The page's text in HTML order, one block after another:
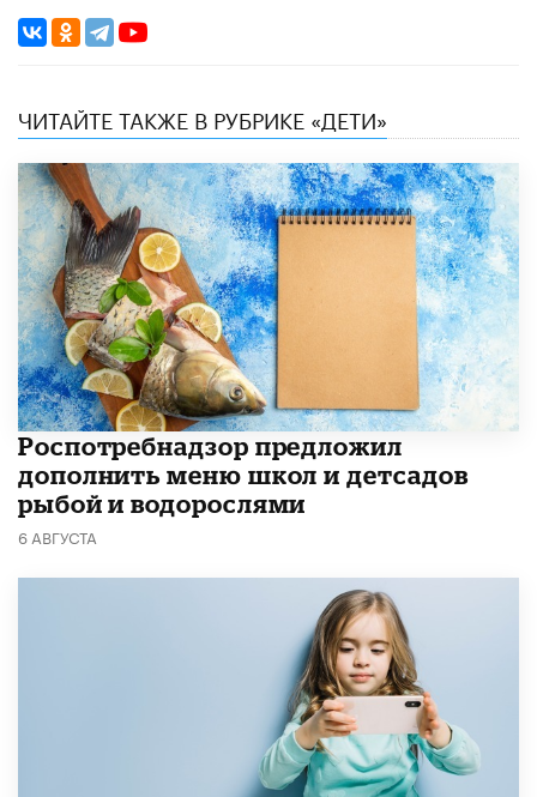
ЧИТАЙТЕ ТАКЖЕ В РУБРИКЕ «ДЕТИ»
Роспотребнадзор предложил
дополнить меню школ и детсадов
рыбой и водорослями
6 АВГУСТА